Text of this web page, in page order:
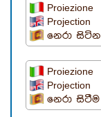
Proiezione
Projection
නෙරා
Proiezione
Projection
නෙරා සිටීම